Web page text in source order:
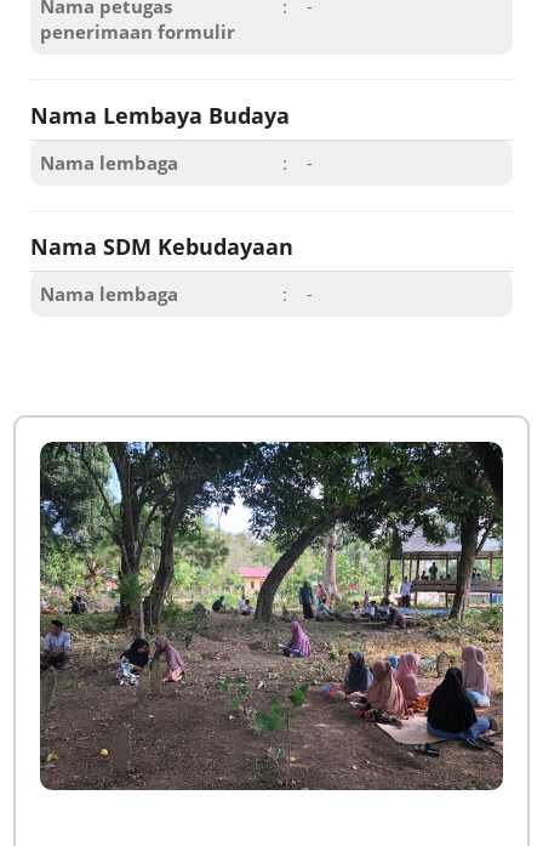
Nama petugas
penerimaan formulir
: -
Nama Lembaya Budaya
Nama lembaga : -
Nama SDM Kebudayaan
Nama lembaga : -